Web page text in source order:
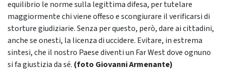
equilibrio le norme sulla legittima difesa, per tutelare
maggiormente chi viene offeso e scongiurare il verificarsi di
storture giudiziarie. Senza per questo, però, dare ai cittadini,
anche se onesti, la licenza di uccidere. Evitare, in estrema
sintesi, che il nostro Paese diventi un Far West dove ognuno
si fa giustizia da sé. (foto Giovanni Armenante)